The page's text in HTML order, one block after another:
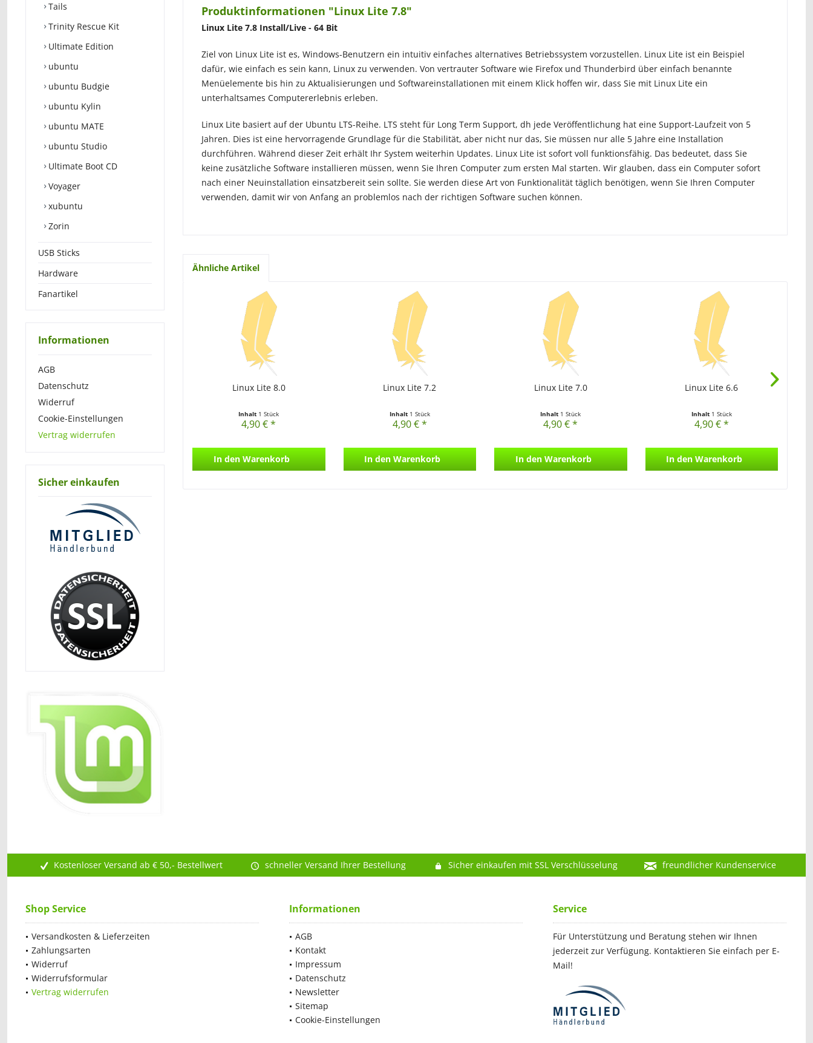
Tails
Trinity Rescue Kit
Ultimate Edition
ubuntu
ubuntu Budgie
ubuntu Kylin
ubuntu MATE
ubuntu Studio
Ultimate Boot CD
Voyager
xubuntu
Zorin
USB Sticks
Hardware
Fanartikel
Informationen
AGB
Datenschutz
Widerruf
Cookie-Einstellungen
Vertrag widerrufen
Sicher einkaufen
Produktinformationen "Linux Lite 7.8"
Linux Lite 7.8 Install/Live - 64 Bit
Ziel von Linux Lite ist es, Windows-Benutzern ein intuitiv einfaches alternatives Betriebssystem vorzustellen. Linux Lite ist ein Beispiel
dafür, wie einfach es sein kann, Linux zu verwenden. Von vertrauter Software wie Firefox und Thunderbird über einfach benannte
Menüelemente bis hin zu Aktualisierungen und Softwareinstallationen mit einem Klick hoffen wir, dass Sie mit Linux Lite ein
unterhaltsames Computererlebnis erleben.
Linux Lite basiert auf der Ubuntu LTS-Reihe. LTS steht für Long Term Support, dh jede Veröffentlichung hat eine Support-Laufzeit von 5
Jahren. Dies ist eine hervorragende Grundlage für die Stabilität, aber nicht nur das, Sie müssen nur alle 5 Jahre eine Installation
durchführen. Während dieser Zeit erhält Ihr System weiterhin Updates. Linux Lite ist sofort voll funktionsfähig. Das bedeutet, dass Sie
keine zusätzliche Software installieren müssen, wenn Sie Ihren Computer zum ersten Mal starten. Wir glauben, dass ein Computer sofort
nach einer Neuinstallation einsatzbereit sein sollte. Sie werden diese Art von Funktionalität täglich benötigen, wenn Sie Ihren Computer
verwenden, damit wir von Anfang an problemlos nach der richtigen Software suchen können.
Ähnliche Artikel
Linux Lite 8.0
Inhalt 1 Stück
4,90 € *
In den Warenkorb
Linux Lite 7.2
Inhalt 1 Stück
4,90 € *
In den Warenkorb
Linux Lite 7.0
Inhalt 1 Stück
4,90 € *
In den Warenkorb
Linux Lite 6.6
Inhalt 1 Stück
4,90 € *
In den Warenkorb
Kostenloser Versand ab € 50,- Bestellwert schneller Versand Ihrer Bestellung Sicher einkaufen mit SSL Verschlüsselung freundlicher Kundenservice
Shop Service
Versandkosten & Lieferzeiten
Zahlungsarten
Widerruf
Widerrufsformular
Vertrag widerrufen
Informationen
AGB
Kontakt
Impressum
Datenschutz
Newsletter
Sitemap
Cookie-Einstellungen
Service
Für Unterstützung und Beratung stehen wir Ihnen
jederzeit zur Verfügung. Kontaktieren Sie einfach per E-
Mail!